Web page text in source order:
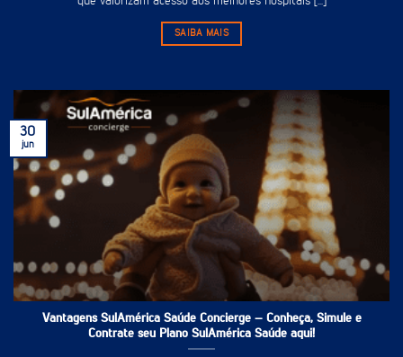
SAIBA MAIS
Vantagens SulAmérica Saúde Concierge – Conheça, Simule e
Contrate seu Plano SulAmérica Saúde aqui!
30
jun